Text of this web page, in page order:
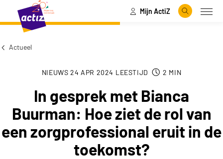
Naar hoofdinhoud
Naar menu Mijn ActiZ
Zoeken
Actueel
NIEUWS 24 APR 2024 LEESTIJD 2 MIN
In gesprek met Bianca
Buurman: Hoe ziet de rol van
een zorgprofessional eruit in de
toekomst?